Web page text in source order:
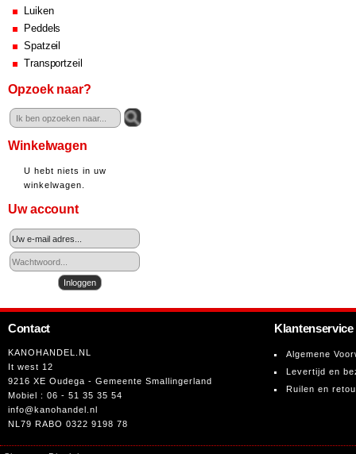
Luiken
Peddels
Spatzeil
Transportzeil
Opzoek naar?
Winkelwagen
U hebt niets in uw
winkelwagen.
Uw account
Contact
KANOHANDEL.NL
It west 12
9216 XE Oudega - Gemeente Smallingerland
Mobiel : 06 - 51 35 35 54
info@kanohandel.nl
NL79 RABO 0322 9198 78
Klantenservice
Algemene
Levertijd en
Ruilen en